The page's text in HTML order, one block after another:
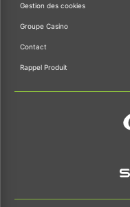
Gestion des cookies
Groupe Casino
Contact
Rappel Produit